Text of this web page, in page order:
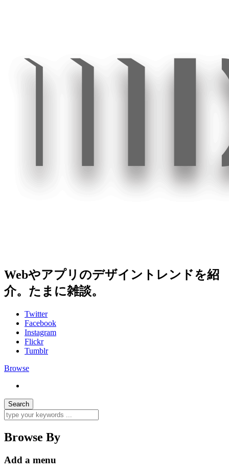
Webやアプリのデザイントレンドを紹
介。たまに雑談。
Twitter
Facebook
Instagram
Flickr
Tumblr
Browse
Browse By
Add a menu